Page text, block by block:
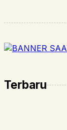
Terbaru